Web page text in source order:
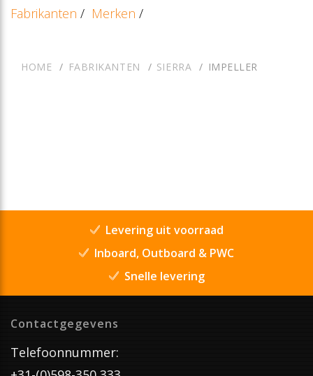
Fabrikanten / Merken /
HOME FABRIKANTEN SIERRA IMPELLER
Levering uit voorraad
Inboard, Outboard & PWC
Snelle levering
Contactgegevens
Telefoonnummer: